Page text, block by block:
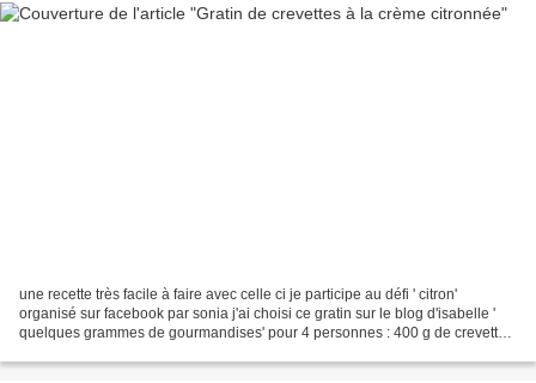
une recette très facile à faire avec celle ci je participe au défi ' citron'
organisé sur facebook par sonia j'ai choisi ce gratin sur le blog d'isabelle '
quelques grammes de gourmandises' pour 4 personnes : 400 g de crevettes